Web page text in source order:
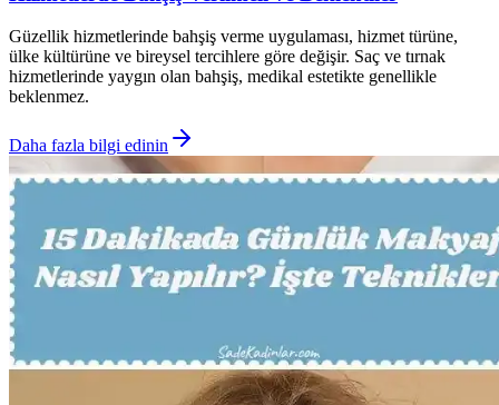
Güzellik hizmetlerinde bahşiş verme uygulaması, hizmet türüne,
ülke kültürüne ve bireysel tercihlere göre değişir. Saç ve tırnak
hizmetlerinde yaygın olan bahşiş, medikal estetikte genellikle
beklenmez.
Daha fazla bilgi edinin